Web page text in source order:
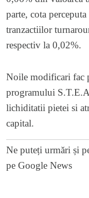
parte, cota
tranzactiilor
respectiv la 0,02%.
Noile modificari fac
programului
lichiditatii pietei si
capital.
Ne puteți urmări și
pe Google News